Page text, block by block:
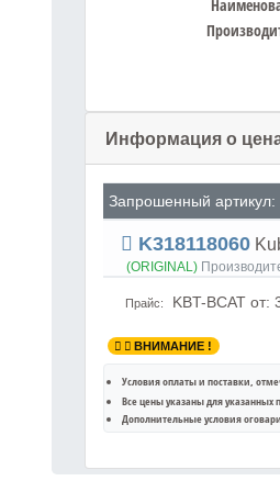
Информация о
Запрошенный артикул:
K318118060
(ORIGINAL)
Прайс: KBT-BCAT от:
ВНИМАНИЕ !
Условия оплаты и поставки ,
Все цены указаны дляуказанных
Дополнительные условия